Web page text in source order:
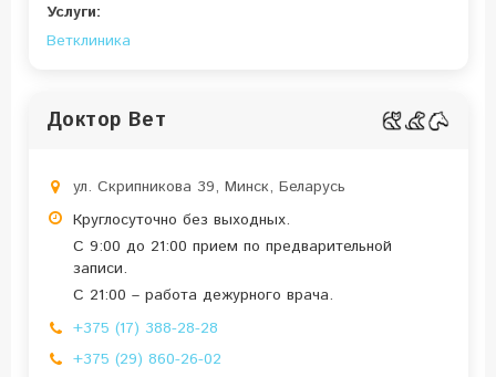
Услуги:
Ветклиника
Доктор Вет
ул. Скрипникова 39, Минск, Беларусь
Круглосуточно без выходных.
С 9:00 до 21:00 прием по предварительной
записи.
С 21:00 – работа дежурного врача.
+375 (17) 388-28-28
+375 (29) 860-26-02